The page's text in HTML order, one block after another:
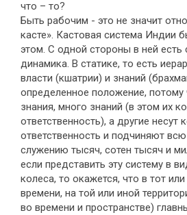
что – то?
Быть рабочим - это не значит
касте». Кастовая система Индии
этом. С одной стороны в ней есть
динамика. В статике, то есть
власти (кшатрии) и знаний
определенное положение,
знания, много знаний (в этом их
ответственность), а другие несут
ответственность и подчиняют
служению тысяч, сотен тысяч и
если представить эту систему в
колеса, то окажется, что в тот
времени, на той или иной
во времени и пространстве)